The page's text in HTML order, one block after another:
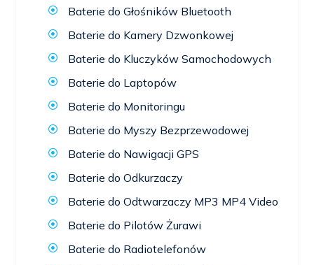
Baterie do Głośników Bluetooth
Baterie do Kamery Dzwonkowej
Baterie do Kluczyków Samochodowych
Baterie do Laptopów
Baterie do Monitoringu
Baterie do Myszy Bezprzewodowej
Baterie do Nawigacji GPS
Baterie do Odkurzaczy
Baterie do Odtwarzaczy MP3 MP4 Video
Baterie do Pilotów Żurawi
Baterie do Radiotelefonów